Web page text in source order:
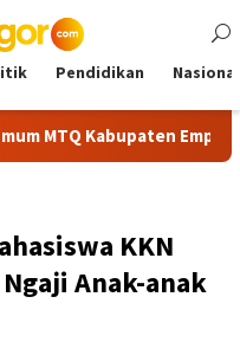
Pendidikan Nasional
Empat Kali
KKN
Anak-anak